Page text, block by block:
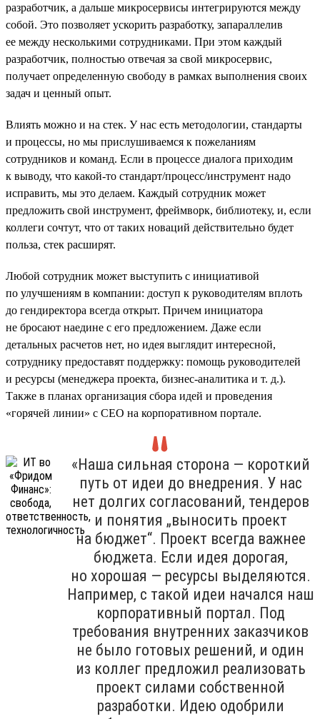
разработчик, а дальше микросервисы интегрируются между
собой. Это позволяет ускорить разработку, запараллелив
ее между несколькими сотрудниками. При этом каждый
разработчик, полностью отвечая за свой микросервис,
получает определенную свободу в рамках выполнения своих
задач и ценный опыт.
Влиять можно и на стек. У нас есть методологии, стандарты
и процессы, но мы прислушиваемся к пожеланиям
сотрудников и команд. Если в процессе диалога приходим
к выводу, что какой-то стандарт/процесс/инструмент надо
исправить, мы это делаем. Каждый сотрудник может
предложить свой инструмент, фреймворк, библиотеку, и, если
коллеги сочтут, что от таких новаций действительно будет
польза, стек расширят.
Любой сотрудник может выступить с инициативой
по улучшениям в компании: доступ к руководителям вплоть
до гендиректора всегда открыт. Причем инициатора
не бросают наедине с его предложением. Даже если
детальных расчетов нет, но идея выглядит интересной,
сотруднику предоставят поддержку: помощь руководителей
и ресурсы (менеджера проекта, бизнес-аналитика и т. д.).
Также в планах организация сбора идей и проведения
«горячей линии» с CEO на корпоративном портале.
«Наша сильная сторона — короткий
путь от идеи до внедрения. У нас
нет долгих согласований, тендеров
и понятия „выносить проект
на бюджет“. Проект всегда важнее
бюджета. Если идея дорогая,
но хорошая — ресурсы выделяются.
Например, с такой идеи начался наш
корпоративный портал. Под
требования внутренних заказчиков
не было готовых решений, и один
из коллег предложил реализовать
проект силами собственной
разработки. Идею одобрили